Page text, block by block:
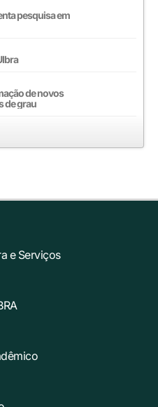
pesquisa em
de novos
de grau
e Serviços